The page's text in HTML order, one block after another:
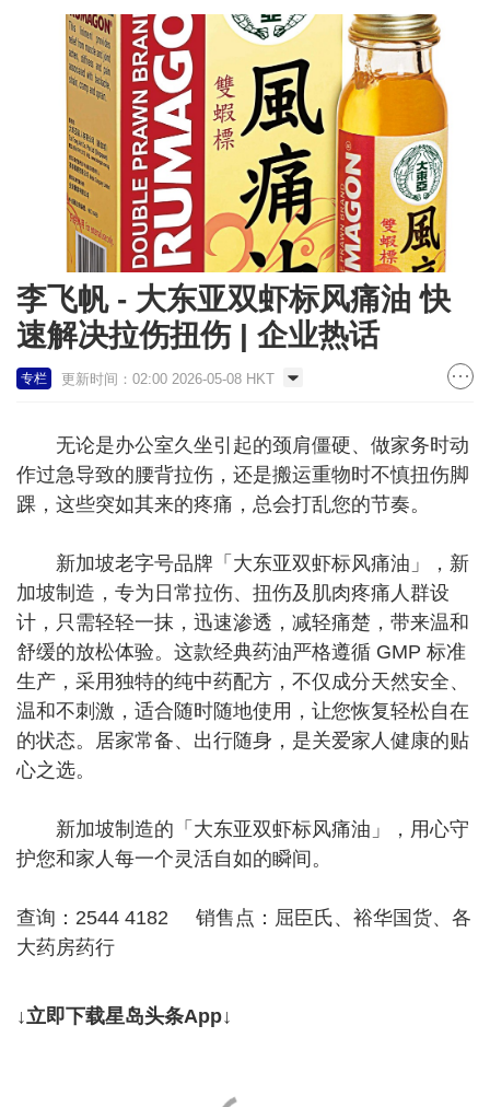
李飞帆 - 大东亚双虾标风痛油 快
速解决拉伤扭伤 | 企业热话
专栏 更新时间：02:00 2026-05-08 HKT
无论是办公室久坐引起的颈肩僵硬、做家务时动
作过急导致的腰背拉伤，还是搬运重物时不慎扭伤脚
踝，这些突如其来的疼痛，总会打乱您的节奏。
新加坡老字号品牌「大东亚双虾标风痛油」，新
加坡制造，专为日常拉伤、扭伤及肌肉疼痛人群设
计，只需轻轻一抹，迅速渗透，减轻痛楚，带来温和
舒缓的放松体验。这款经典药油严格遵循 GMP 标准
生产，采用独特的纯中药配方，不仅成分天然安全、
温和不刺激，适合随时随地使用，让您恢复轻松自在
的状态。居家常备、出行随身，是关爱家人健康的贴
心之选。
新加坡制造的「大东亚双虾标风痛油」，用心守
护您和家人每一个灵活自如的瞬间。
查询：2544 4182 销售点：屈臣氏、裕华国货、各
大药房药行
↓立即下载星岛头条App↓